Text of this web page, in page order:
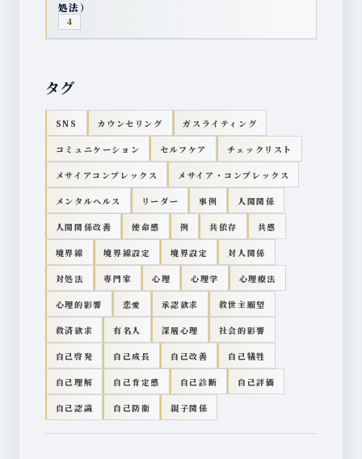
処法）
4
タグ
SNS カウンセリング ガスライティング
コミュニケーション セルフケア チェックリスト
メサイアコンプレックス メサイア・コンプレックス
メンタルヘルス リーダー 事例 人間関係
人間関係改善 使命感 例 共依存 共感
境界線 境界線設定 境界設定 対人関係
対処法 専門家 心理 心理学 心理療法
心理的影響 恋愛 承認欲求 救世主願望
救済欲求 有名人 深層心理 社会的影響
自己啓発 自己成長 自己改善 自己犠牲
自己理解 自己肯定感 自己診断 自己評価
自己認識 自己防衛 親子関係